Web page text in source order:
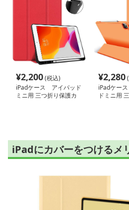
¥2,200(税込)
iPadケース アイパッド
ミニ用 三つ折り保護カ
¥2,280
iPadケー
ドミニ用
iPadにカバーをつけるメ